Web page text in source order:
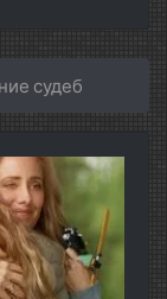
судеб